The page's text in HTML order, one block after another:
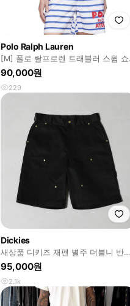
Polo Ralph Lauren
[M] 폴로 랄프로렌 트래블러 스윔 쇼
츠 반바지 수영복
90,000원
229
Dickies
새상품 디키즈 재팬 별주 더블니 반바
지 L사이즈 판매
95,000원
2.1k